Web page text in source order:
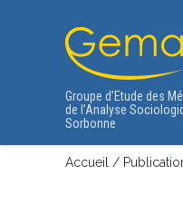
Groupe d’Etude des
de l’Analyse
Sorbonne
Accueil /